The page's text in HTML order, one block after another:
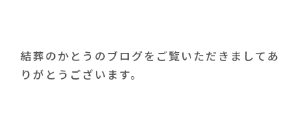
結葬のかとうのブログをご覧いただきましてあ
りがとうございます。